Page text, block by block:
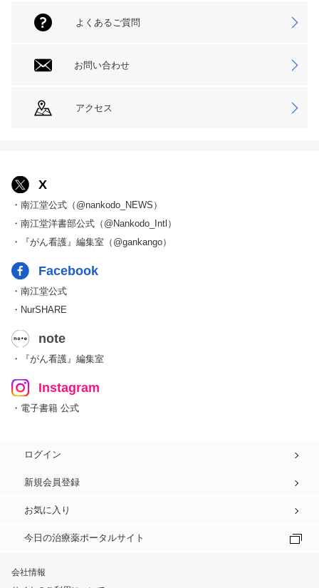
よくあるご質問
お問い合わせ
アクセス
X
・南江堂公式（@nankodo_NEWS）
・南江堂洋書部公式（@Nankodo_Intl）
・『がん看護』編集室（@gankango）
Facebook
・南江堂公式
・NurSHARE
note
・『がん看護』編集室
Instagram
・電子書籍 公式
ログイン
新規会員登録
お気に入り
今日の治療薬ポータルサイト
会社情報